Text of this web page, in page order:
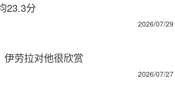
23.3分
2026/07/29
劳拉对他很欣赏
2026/07/27